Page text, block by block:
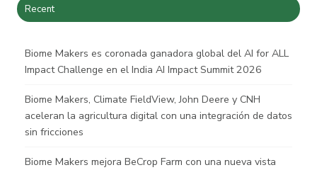
Recent
Biome Makers es coronada ganadora global del AI for ALL
Impact Challenge en el India AI Impact Summit 2026
Biome Makers, Climate FieldView, John Deere y CNH
aceleran la agricultura digital con una integración de datos
sin fricciones
Biome Makers mejora BeCrop Farm con una nueva vista